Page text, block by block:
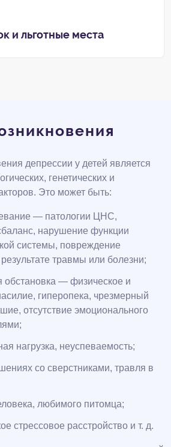
и льготные места
депрессии у детей является
генетических и
Это может быть:
— патологии ЦНС,
нарушение функции
системы, повреждение
травмы или болезни;
обстановка — физическое и
гиперопека, чрезмерный
отсутствие эмоционального
нагрузка, неуспеваемость;
со сверстниками, травля в
любимого питомца;
стрессовое расстройство и т. д.